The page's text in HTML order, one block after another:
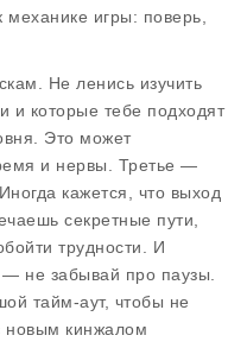
игры: поверь,
Не ленись изучить
и которые тебе подходят
Это может
и нервы. Третье —
кажется, что выход
секретные пути,
трудности. И
не забывай про паузы.
тайм-аут, чтобы не
новым кинжалом